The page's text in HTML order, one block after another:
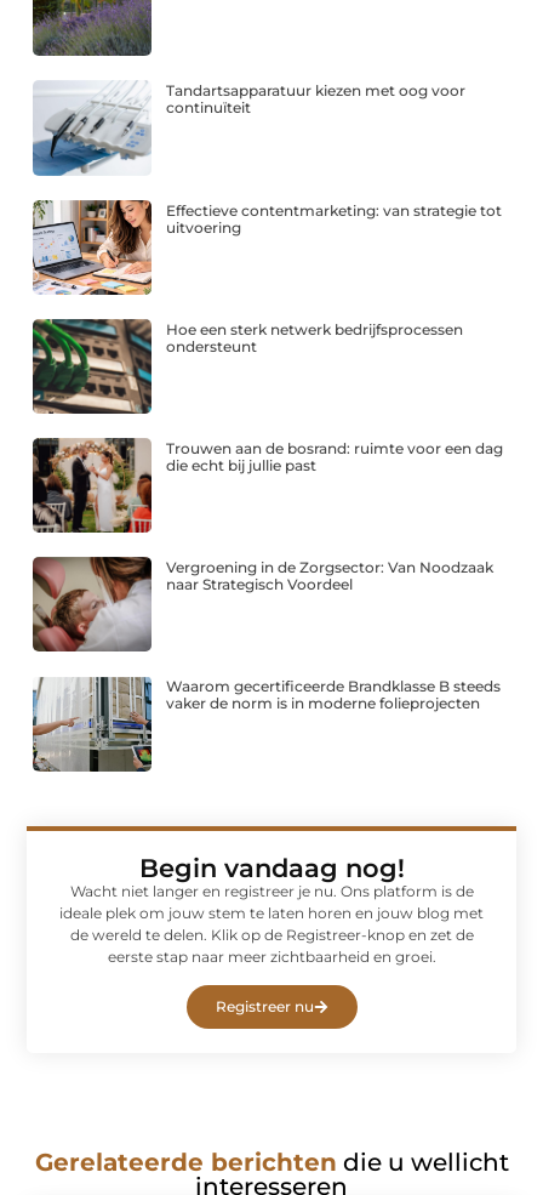
Tandartsapparatuur kiezen met oog voor
continuïteit
Effectieve contentmarketing: van strategie tot
uitvoering
Hoe een sterk netwerk bedrijfsprocessen
ondersteunt
Trouwen aan de bosrand: ruimte voor een dag
die echt bij jullie past
Vergroening in de Zorgsector: Van Noodzaak
naar Strategisch Voordeel
Waarom gecertificeerde Brandklasse B steeds
vaker de norm is in moderne folieprojecten
Begin vandaag nog!
Wacht niet langer en registreer je nu. Ons platform is de
ideale plek om jouw stem te laten horen en jouw blog met
de wereld te delen. Klik op de Registreer-knop en zet de
eerste stap naar meer zichtbaarheid en groei.
Registreer nu
Gerelateerde berichten die u wellicht
interesseren